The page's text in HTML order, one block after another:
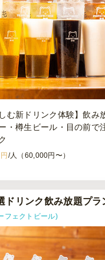
む新ドリンク体験】飲み
・樽生ビール・目の前で
円 /人（60,000円〜）
ドリンク飲み放題プラ
フェクトビール)